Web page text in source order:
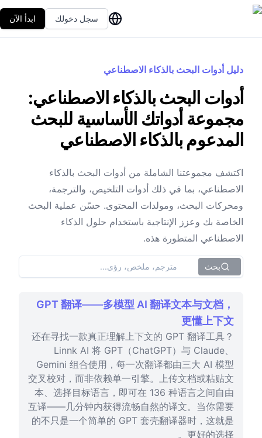
سجل دخولك ابدأ الآن
دليل أدوات البحث بالذكاء الاصطناعي
أدوات البحث بالذكاء الاصطناعي:
مجموعة أدواتك الأساسية للبحث
المدعوم بالذكاء الاصطناعي
اكتشف مجموعتنا الشاملة من أدوات البحث بالذكاء
الاصطناعي، بما في ذلك أدوات التلخيص، والترجمة،
ومحركات البحث، ومولدات المحتوى. حسّن عملية البحث
الخاصة بك وعزز الإنتاجية باستخدام حلول الذكاء
الاصطناعي المتطورة هذه.
بحث
GPT 翻译——多模型 AI 翻译文本与文档，
更懂上下文
还在寻找一款真正理解上下文的 GPT 翻译工具？
Linnk AI 将 GPT（ChatGPT）与 Claude、
Gemini 组合使用，每一次翻译都由三大 AI 模型
交叉校对，而非依赖单一引擎。上传文档或粘贴文
本、选择目标语言，即可在 136 种语言之间自由
互译——几分钟内获得流畅自然的译文。当你需要
的不只是一个简单的 GPT 套壳翻译器时，这就是
更好的选择。